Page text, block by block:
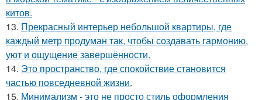
китов.
13. Прекрасный интерьер небольшой квартиры, где
каждый метр продуман так, чтобы создавать гармонию,
уют и ощущение завершённости.
14. Это пространство, где спокойствие становится
частью повседневной жизни.
15. Минимализм - это не просто стиль оформления